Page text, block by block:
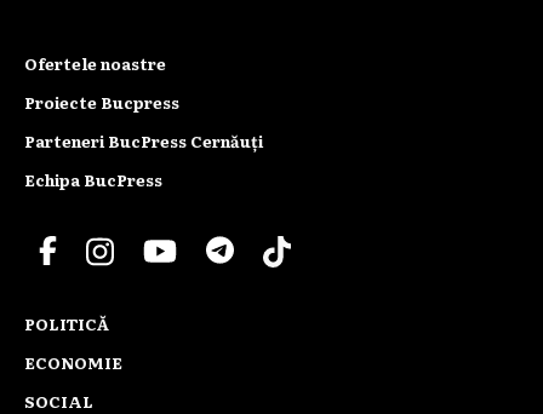
Ofertele noastre
Proiecte Bucpress
Parteneri BucPress Cernăuți
Echipa BucPress
POLITICĂ
ECONOMIE
SOCIAL